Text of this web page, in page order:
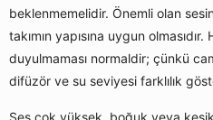
beklenmemelidir. Önemli olan
takımın yapısına uygun
duyulmaması normaldir; çünkü
difüzör ve su seviyesi farklılık